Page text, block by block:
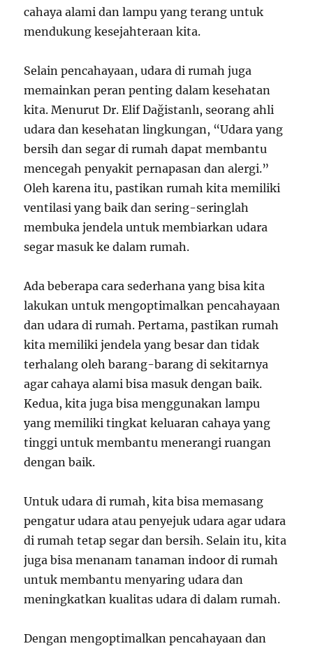
cahaya alami dan lampu yang terang untuk
mendukung kesejahteraan kita.
Selain pencahayaan, udara di rumah juga
memainkan peran penting dalam kesehatan
kita. Menurut Dr. Elif Dağistanlı, seorang ahli
udara dan kesehatan lingkungan, “Udara yang
bersih dan segar di rumah dapat membantu
mencegah penyakit pernapasan dan alergi.”
Oleh karena itu, pastikan rumah kita memiliki
ventilasi yang baik dan sering-seringlah
membuka jendela untuk membiarkan udara
segar masuk ke dalam rumah.
Ada beberapa cara sederhana yang bisa kita
lakukan untuk mengoptimalkan pencahayaan
dan udara di rumah. Pertama, pastikan rumah
kita memiliki jendela yang besar dan tidak
terhalang oleh barang-barang di sekitarnya
agar cahaya alami bisa masuk dengan baik.
Kedua, kita juga bisa menggunakan lampu
yang memiliki tingkat keluaran cahaya yang
tinggi untuk membantu menerangi ruangan
dengan baik.
Untuk udara di rumah, kita bisa memasang
pengatur udara atau penyejuk udara agar udara
di rumah tetap segar dan bersih. Selain itu, kita
juga bisa menanam tanaman indoor di rumah
untuk membantu menyaring udara dan
meningkatkan kualitas udara di dalam rumah.
Dengan mengoptimalkan pencahayaan dan